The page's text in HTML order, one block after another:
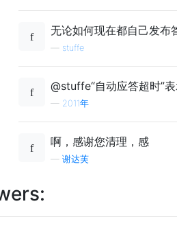
无论如何现在都自己发布
stuffe
@stuffe“自动应答超时”
— 2011年
啊，感谢您清理，感
谢达芙